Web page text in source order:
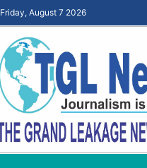
Friday, August 7 2026